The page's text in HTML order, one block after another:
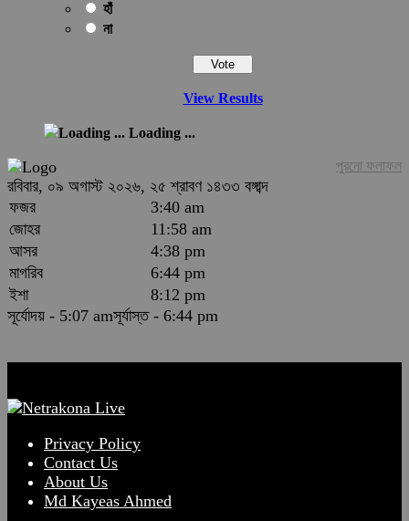
হাঁ
না
View Results
Loading ...
পুরনো ফলাফল
রবিবার, ০৯ অগাস্ট ২০২৬, ২৫ শ্রাবণ ১৪৩৩ বঙ্গাব্দ
ফজর
3:40 am
জোহর
11:58 am
আসর
4:38 pm
মাগরিব
6:44 pm
ইশা
8:12 pm
সূর্যোদয় - 5:07 amসূর্যাস্ত - 6:44 pm
Privacy Policy
Contact Us
About Us
Md Kayeas Ahmed